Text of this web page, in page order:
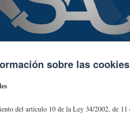
sobre las cookies
del artículo 10 de la Ley 34/2002, de